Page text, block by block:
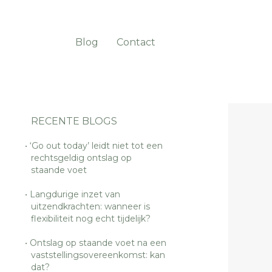
Blog Contact
RECENTE BLOGS
‘Go out today’ leidt niet tot een
rechtsgeldig ontslag op
staande voet
Langdurige inzet van
uitzendkrachten: wanneer is
flexibiliteit nog echt tijdelijk?
Ontslag op staande voet na een
vaststellingsovereenkomst: kan
dat?